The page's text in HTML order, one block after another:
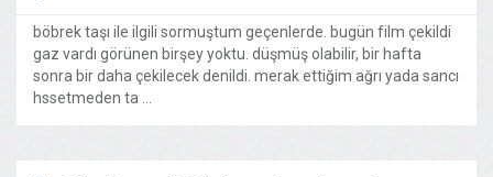
böbrek taşı ile ilgili sormuştum geçenlerde. bugün film çekildi
gaz vardı görünen birşey yoktu. düşmüş olabilir, bir hafta
sonra bir daha çekilecek denildi. merak ettiğim ağrı yada sancı
hssetmeden ta ...